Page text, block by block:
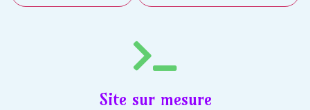
Site sur mesure